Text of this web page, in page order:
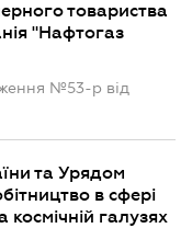
товариства
"Нафтогаз
№53-р від
та Урядом
в сфері
космічній галузях